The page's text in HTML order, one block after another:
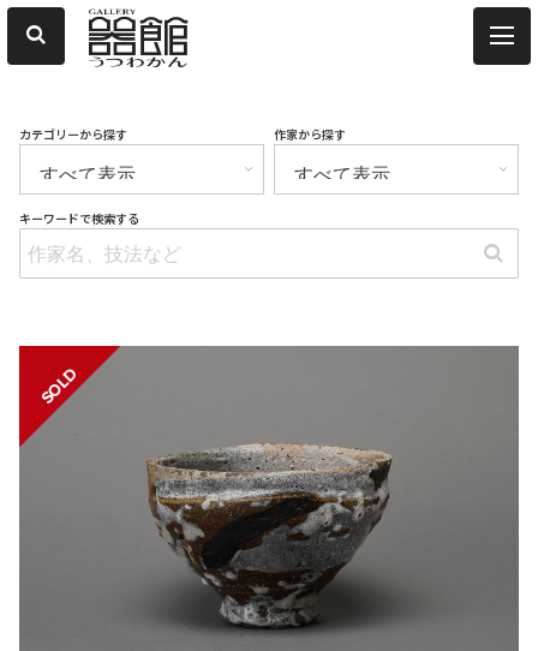
カテゴリーから探す 作家から探す
キーワードで検索する